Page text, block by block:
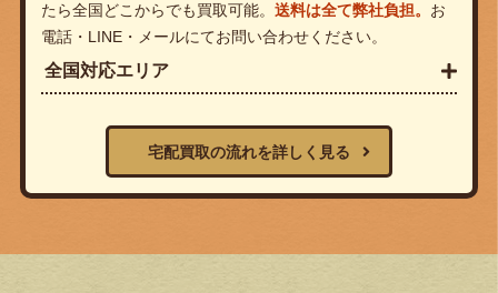
たら全国どこからでも買取可能。 送料は全て弊社負担。 お
電話・LINE・メールにてお問い合わせください。
全国対応エリア
宅配買取の流れを詳しく見る